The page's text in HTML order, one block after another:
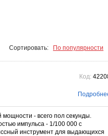
Сортировать: По популярности
Код:
- всего пол секунды.
импульса - 1/100 000 с
инструмент для выдающихся